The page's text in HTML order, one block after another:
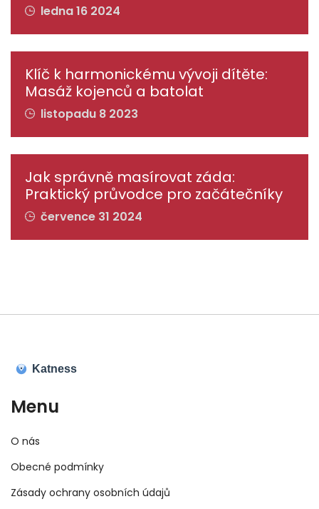
ledna 16 2024
Klíč k harmonickému vývoji dítěte:
Masáž kojenců a batolat
listopadu 8 2023
Jak správně masírovat záda:
Praktický průvodce pro začátečníky
července 31 2024
Menu
O nás
Obecné podmínky
Zásady ochrany osobních údajů